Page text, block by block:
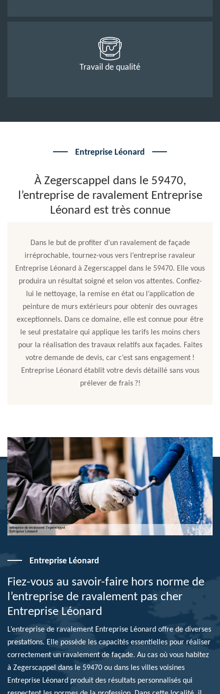
Travail de qualité
Entreprise Léonard
À Zegerscappel dans le 59470,
l’entreprise de ravalement Entreprise
Léonard est très connue
Dans le but de profiter d’un ravalement de façade
irréprochable, tournez-vous vers l’entreprise ravaleur
Entreprise Léonard à Zegerscappel dans le 59470. Elle vous
produira un résultat soigné et selon vos attentes. Confiez-
lui le nettoyage, la remise en état ou l’application de
peinture de murs extérieurs pour obtenir des ouvrages
exceptionnels. Dans ce domaine, elle est connue pour être
le seul prestataire qui applique les tarifs les moins chers
pour la réalisation des travaux relatifs aux façades. Faites
votre demande de devis, car c’est sans engagement !
Entreprise Léonard établit votre devis détaillé sans vous
prélever de frais ?!
Entreprise Léonard
Fiez-vous au savoir-faire hors norme de
l’entreprise de ravalement pas cher
Entreprise Léonard
L’entreprise de ravalement Entreprise Léonard offre de diverses
prestations. Elle possède les capacités essentielles pour réaliser
correctement un ravalement de façade. Au cas où vous habitez
à Zegerscappel dans le 59470 ou dans les villes voisines
Entreprise Léonard produit des résultats personnalisés qui